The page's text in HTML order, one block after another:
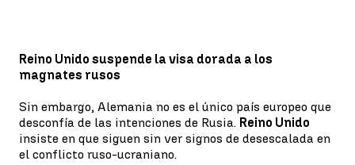
Reino Unido suspende la visa dorada a los
magnates rusos
Sin embargo, Alemania no es el único país europeo que
desconfía de las intenciones de Rusia. Reino Unido
insiste en que siguen sin ver signos de desescalada en
el conflicto ruso-ucraniano.